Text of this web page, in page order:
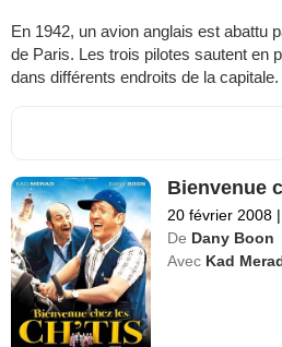
En 1942, un avion anglais est abattu
de Paris. Les trois pilotes sautent en
dans différents endroits de la capitale.
Bienvenue
20 février 2008 |
De Dany Boon
Avec Kad